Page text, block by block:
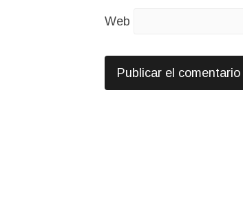
Web